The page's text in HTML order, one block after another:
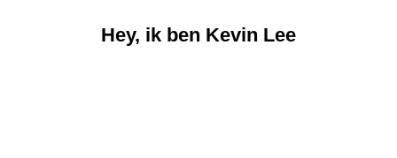
Hey, ik ben Kevin Lee